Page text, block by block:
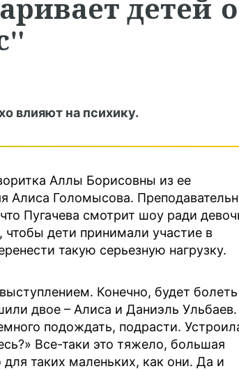
влияют на психику.
Аллы Борисовны из ее
Алиса Голомысова.
Пугачева смотрит шоу ради
чтобы дети принимали участие в
такую серьезную нагрузку.
Конечно, будет болеть
двое – Алиса и Даниэль Ульбаев.
подождать, подрасти.
Все-таки это тяжело, большая
для таких маленьких, как они. Да и